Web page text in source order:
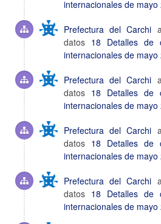
internacionales de mayo
Prefectura del Carchi
datos 18 Detalles de
internacionales de mayo
Prefectura del Carchi
datos 18 Detalles de
internacionales de mayo
Prefectura del Carchi
datos 18 Detalles de
internacionales de mayo
Prefectura del Carchi
datos 18 Detalles de
internacionales de mayo